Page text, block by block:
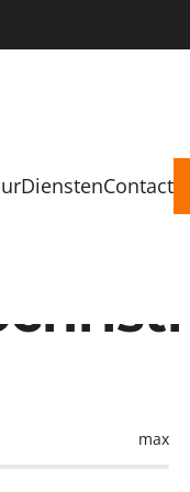
DienstenContact
max